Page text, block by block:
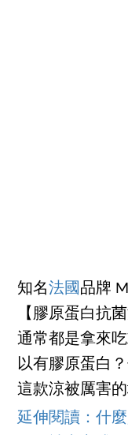
知名法國 品牌
【膠原蛋白抗
通常都是拿來
以有膠原蛋白
這款涼被厲害的
延伸閱讀：什